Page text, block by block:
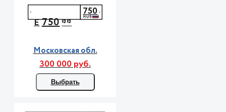
Е750**
750
Московская обл.
300 000 руб.
Выбрать